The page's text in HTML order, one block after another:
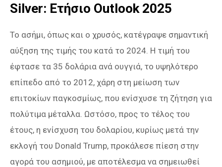
Silver: Ετήσιο Outlook 2025
Το ασήμι, όπως και ο χρυσός, κατέγραψε σημαντική
αύξηση της τιμής του κατά το 2024. Η τιμή του
έφτασε τα 35 δολάρια ανά ουγγιά, το υψηλότερο
επίπεδο από το 2012, χάρη στη μείωση των
επιτοκίων παγκοσμίως, που ενίσχυσε τη ζήτηση για
πολύτιμα μέταλλα. Ωστόσο, προς το τέλος του
έτους, η ενίσχυση του δολαρίου, κυρίως μετά την
εκλογή του Donald Trump, προκάλεσε πίεση στην
αγορά του ασημιού, με αποτέλεσμα να σημειωθεί